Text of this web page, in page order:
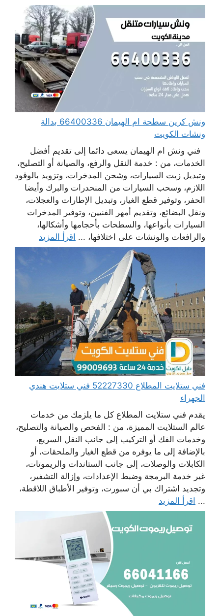
ونش كرين سطحة ام الهيمان 66400336 بدالة
ونشات الكويت
فني ونش ام الهيمان يسعى دائما إلى تقديم أفضل
الخدمات، من : خدمة النقل والرفع، والصيانة أو التصليح،
وتبديل زيت السيارات، وشحن المدخرات، وتزويد بالوقود
اللازم، وسحب السيارات من المنحدرات والبرك وأيضا
الحفر، وتوفير قطع الغيار، وتبديل الإطارات والعجلات،
ونقل البضائع، وتقديم أمهر الفنيين، وتوفير المدخرات
السيارات بأنواعها، والسطحات بأحجامها وأشكالها،
والرافعات والونشات على اختلافها، ... اقرأ المزيد
فني ستلايت المطلاع 52227330 فني ستلايت هندي
الجهراء
يقدم فني ستلايت المطلاع كل ما يلزمك من خدمات
عالم الستلايت المميزة، من : الفحص والصيانة والتصليح،
وخدمات الفك أو التركيب إلى جانب النقل السريع،
بالإضافة إلى ما يوفره من قطع الغيار والملحقات، أو
الكابلات والوصلات، إلى جانب الستاندات والريموتات،
غير خدمة البرمجة وضبط الإعدادات، وإزالة التشفير،
وتجديد اشتراك بي أن سبورت، وتوفير الأطباق اللاقطة،
... اقرأ المزيد